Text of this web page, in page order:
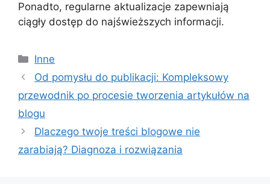
Ponadto, regularne aktualizacje zapewniają
ciągły dostęp do najświeższych informacji.
Kategorie
Inne
Od pomysłu do publikacji: Kompleksowy
przewodnik po procesie tworzenia artykułów na
blogu
Dlaczego twoje treści blogowe nie
zarabiają? Diagnoza i rozwiązania